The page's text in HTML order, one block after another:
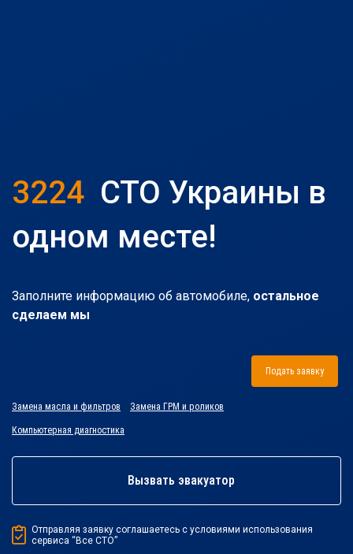
3224 СТО Украины в
одном месте!
Заполните информацию об автомобиле, остальное
сделаем мы
Подать заявку
Замена масла и фильтров Замена ГРМ и роликов
Компьютерная диагностика
Вызвать эвакуатор
Отправляя заявку соглашаетесь с условиями использования
сервиса “Все СТО”